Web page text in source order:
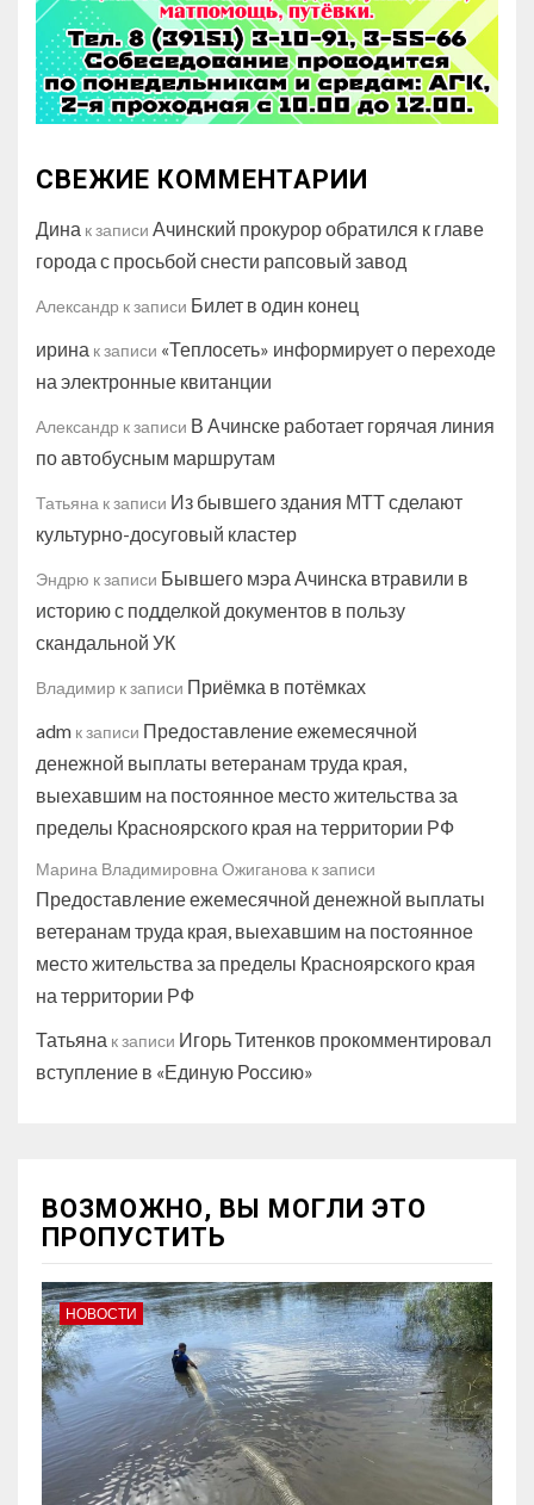
СВЕЖИЕ КОММЕНТАРИИ
Дина к записи Ачинский прокурор обратился к главе
города с просьбой снести рапсовый завод
Александр к записи Билет в один конец
ирина к записи «Теплосеть» информирует о переходе
на электронные квитанции
Александр к записи В Ачинске работает горячая линия
по автобусным маршрутам
Татьяна к записи Из бывшего здания МТТ сделают
культурно-досуговый кластер
Эндрю к записи Бывшего мэра Ачинска втравили в
историю с подделкой документов в пользу
скандальной УК
Владимир к записи Приёмка в потёмках
adm к записи Предоставление ежемесячной
денежной выплаты ветеранам труда края,
выехавшим на постоянное место жительства за
пределы Красноярского края на территории РФ
Марина Владимировна Ожиганова к записи
Предоставление ежемесячной денежной выплаты
ветеранам труда края, выехавшим на постоянное
место жительства за пределы Красноярского края
на территории РФ
Татьяна к записи Игорь Титенков прокомментировал
вступление в «Единую Россию»
ВОЗМОЖНО, ВЫ МОГЛИ ЭТО
ПРОПУСТИТЬ
НОВОСТИ